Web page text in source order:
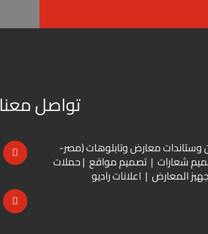
تواصل معنا
وستاندات معارضوتابلوهات(مصر-
شعارات | تصميم مواقع | حملات
المعارض | اعلانات راديو